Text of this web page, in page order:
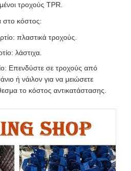
τροχούς TPR.
στο κόστος:
πλαστικά τροχούς.
λάστιχα.
Επενδύστε σε τροχούς από
ή νάιλον για να μειώσετε
το κόστος αντικατάστασης.